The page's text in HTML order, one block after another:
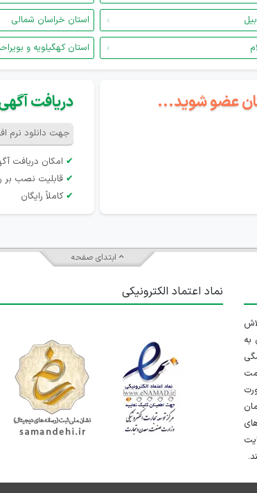
استان خراسان شمالی
استان کهگیلویه و
عضو شوید... دریافت
جهت دانلود نرم
✔ امکان دریافت
✔ قابلیت نصب بر
✔ کاملاً رایگان
ابتدای صفحه
تلاش
به
نماد اعتماد الکترونیکی